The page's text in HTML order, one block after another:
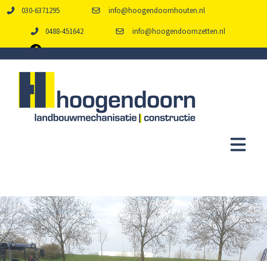
030-6371295 info@hoogendoornhouten.nl
0488-451642 info@hoogendoornzetten.nl